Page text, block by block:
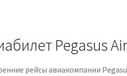
Pegasus
рейсы авиакомпании